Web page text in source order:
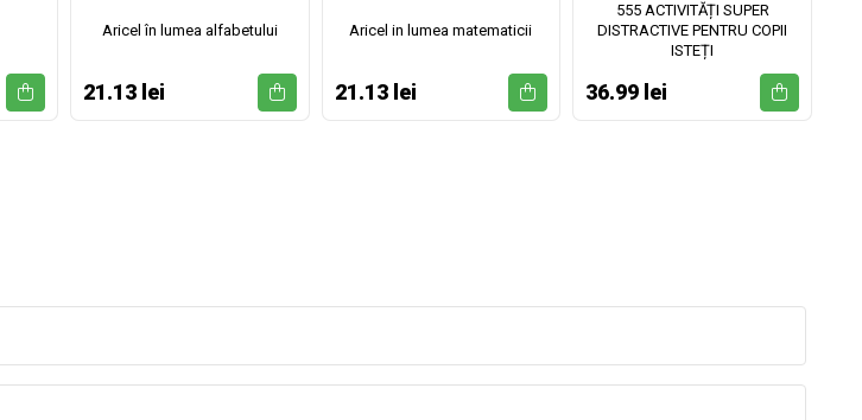
Aricel în lumea alfabetului
21.13 lei
Aricel in lumea matematicii
21.13 lei
555 ACTIVITĂȚI SUPER
DISTRACTIVE PENTRU COPII
ISTEȚI
36.99 lei